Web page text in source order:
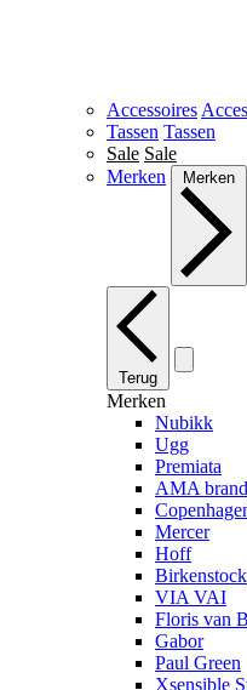
Accessoires
Tassen Tassen
Sale Sale
Merken
Merken
Terug
Merken
Nubikk
Ugg
Premiata
AMA brand
Mercer
Hoff
Birkenstock
VIA VAI
Floris van
Gabor
Paul Green
Xsensible